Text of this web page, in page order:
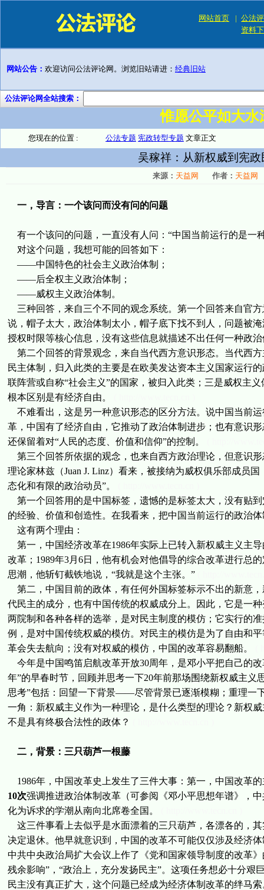
网站首页 | 公法
资料
网站公告： 欢迎访问公法评论网。浏览旧站请进： 经典旧站
公法评论网全站搜索：
惟愿公平如大
您现在的位置 : 公法专题 宪政转型专题 文章正文
吴稼祥：从新权威到宪
来源： 天益网 作者： 天益网
一，导言：一个该问而没有问的问题
有一个该问的问题，一直没有人问：“中国当前运行的是一
对这个问题，我想可能的回答如下：
——中国特色的社会主义政治体制；
——后全权主义政治体制；
——威权主义政治体制。
三种回答，来自三个不同的观念系统。第一个回答来自官
说，帽子太大，政治体制太小，帽子底下找不到人，问题被
授权时限等核心信息，没有这些信息就描述不出任何一种政
第二个回答的背景观念，来自当代西方意识形态。当代西
民主体制，归入此类的主要是在欧美发达资本主义国家运行
联阵营或自称“社会主义”的国家，被归入此类；三是威权主
根本区别是有经济自由。
不难看出，这是另一种意识形态的区分方法。说中国当前
革，中国有了经济自由，它推动了政治体制进步；也有意识
还保留着对“人民的态度、价值和信仰”的控制。
第三个回答所依据的观念，也来自西方政治理论，但意识
理论家林兹（Juan J. Linz）看来，被接纳为威权俱乐部成员
态化和有限的政治动员”。
第一个回答用的是中国标签，遗憾的是标签太大，没有贴
的经验、价值和创造性。在我看来，把中国当前运行的政治
这有两个理由：
第一，中国经济改革在1986年实际上已转入新权威主义主
改革；1989年3月6日，他有机会对他倡导的综合改革进行总
思潮，他斩钉截铁地说，“我就是这个主张。”
第二，中国目前的政体，有任何外国标签标示不出的新意
代民主的成分，也有中国传统的权威成分上。因此，它是一
两院制和各种各样的选举，是对民主制度的模仿；它实行的
例，是对中国传统权威的模仿。对民主的模仿是为了自由和
革会失去航向；没有对权威的模仿，中国的改革容易翻船。
今年是中国鸣笛启航改革开放30周年，是邓小平把自己的
年”的早春时节，回顾并思考一下20年前那场围绕新权威主
思考”包括：回望一下背景——尽管背景已逐渐模糊；重理
一角：新权威主义作为一种理论，是什么类型的理论？新权
不是具有终极合法性的政体？
二，背景：三只葫芦一根藤
1986年，中国改革史上发生了三件大事：第一，中国改革
10次强调推进政治体制改革（可参阅《邓小平思想年谱》，
化为诉求的学潮从南向北席卷全国。
这三件事看上去似乎是水面漂着的三只葫芦，各漂各的，
决定退休。他早就意识到，中国的改革不可能仅仅涉及经济
中共中央政治局扩大会议上作了《党和国家领导制度的改革
残余影响”，“政治上，充分发扬民主”。这项任务想必十分
民主没有真正扩大，这个问题已经成为经济体制改革的绊马索